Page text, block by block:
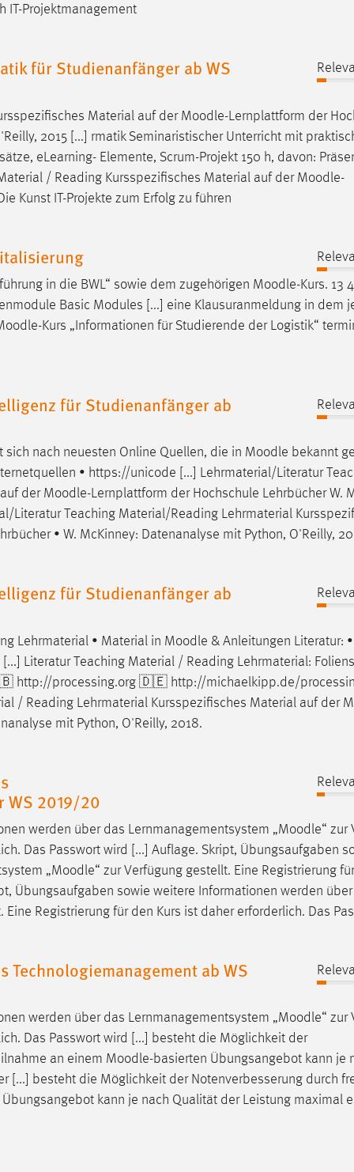
IT-Projektmanagement
für Studienanfänger ab WS
Material auf der Moodle-Lernplattform der
2015 [...] rmatik Seminaristischer Unterricht mit
eLearning- Elemente, Scrum-Projekt 150 h, davon:
/ Reading Kursspezifisches Material auf der Moodle-
Kunst IT-Projekte zum Erfolg zu führen
in die BWL“ sowie dem zugehörigen Moodle-Kurs. 13 4
Basic Modules [...] eine Klausuranmeldung in dem
-Kurs „Informationen für Studierende der Logistik“
für Studienanfänger ab
sich nach neuesten Online Quellen, die in Moodle bekannt
• https://unicode [...] Lehrmaterial/Literatur
der Moodle-Lernplattform der Hochschule Lehrbücher W.
Literatur Teaching Material/Reading Lehrmaterial
• W. McKinney: Datenanalyse mit Python, O'Reilly,
für Studienanfänger ab
Lehrmaterial • Material in Moodle & Anleitungen Literatur: •
Literatur Teaching Material / Reading Lehrmaterial:
http://processing.org 🇩🇪 http://michaelkipp.de/
/ Reading Lehrmaterial Kursspezifisches Material auf der
mit Python, O'Reilly, 2018.
WS 2019/20
werden über das Lernmanagementsystem „Moodle“ zur
Das Passwort wird [...] Auflage. Skript, Übungsaufgaben
„Moodle“ zur Verfügung gestellt. Eine Registrierung
Übungsaufgaben sowie weitere Informationen werden
Eine Registrierung für den Kurs ist daher erforderlich. Das
ab WS
werden über das Lernmanagementsystem „Moodle“ zur
Das Passwort wird [...] besteht die Möglichkeit der
an einem Moodle-basierten Übungsangebot kann je
[...] besteht die Möglichkeit der Notenverbesserung durch
kann je nach Qualität der Leistung maximal